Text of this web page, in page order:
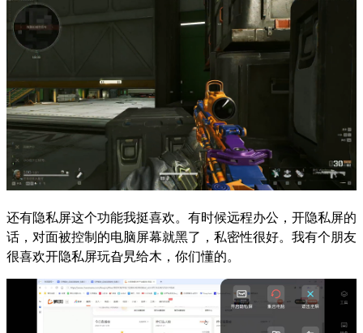
还有隐私屏这个功能我挺喜欢。有时候远程办公，开隐私屏的
话，对面被控制的电脑屏幕就黑了，私密性很好。我有个朋友
很喜欢开隐私屏玩旮旯给木，你们懂的。